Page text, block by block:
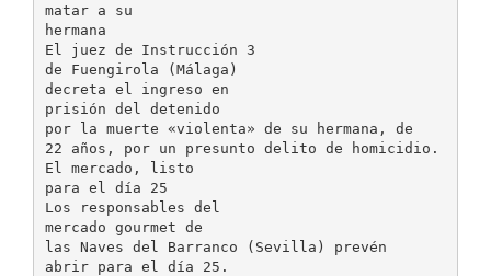
matar a su
hermana
El juez de Instrucción 3
de Fuengirola (Málaga)
decreta el ingreso en
prisión del detenido
por la muerte «violenta» de su hermana, de
22 años, por un presunto delito de homicidio.
El mercado, listo
para el día 25
Los responsables del
mercado gourmet de
las Naves del Barranco (Sevilla) prevén
abrir para el día 25.